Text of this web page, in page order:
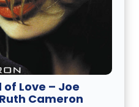
of Love – Joe
Cameron